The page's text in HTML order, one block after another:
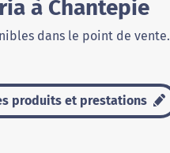
à Chantepie
dans le point de vente.
produits et prestations